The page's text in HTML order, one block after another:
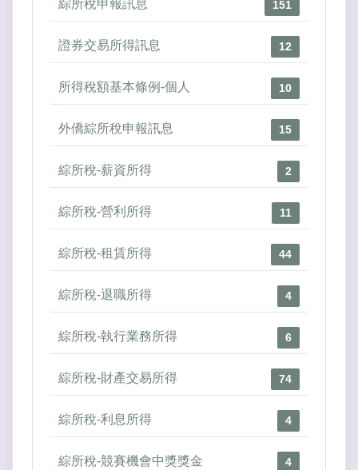
綜所稅申報訊息 151
證券交易所得訊息 12
所得稅額基本條例-個人 10
外僑綜所稅申報訊息 15
綜所稅-薪資所得 2
綜所稅-營利所得 11
綜所稅-租賃所得 44
綜所稅-退職所得 4
綜所稅-執行業務所得 6
綜所稅-財產交易所得 74
綜所稅-利息所得 4
綜所稅-競賽機會中獎獎金 4